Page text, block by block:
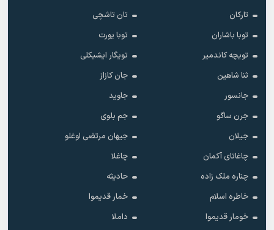
تارکان
تان تاشچی
توبا باشاران
توبا یورت
تویچه کاندمیر
تویگار ایشیکلی
ثنا شاهین
جان کازاز
جانسور
جاوید
جرن ساگو
جم بلوی
جیلان
جیهان مرتضی اوغلو
چاغاتای آکمان
چاغلا
چناره ملک زاده
حادیثه
خاطره اسلام
خمار قدیموا
خومار قدیموا
داملا